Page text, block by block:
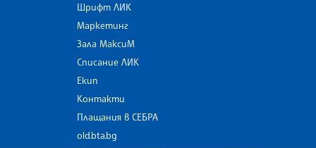
Шрифт ЛИК
Маркетинг
Зала МаксиМ
Списание ЛИК
Екип
Контакти
Плащания в СЕБРА
old.bta.bg